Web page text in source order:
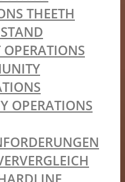
THEETH
OPERATIONS